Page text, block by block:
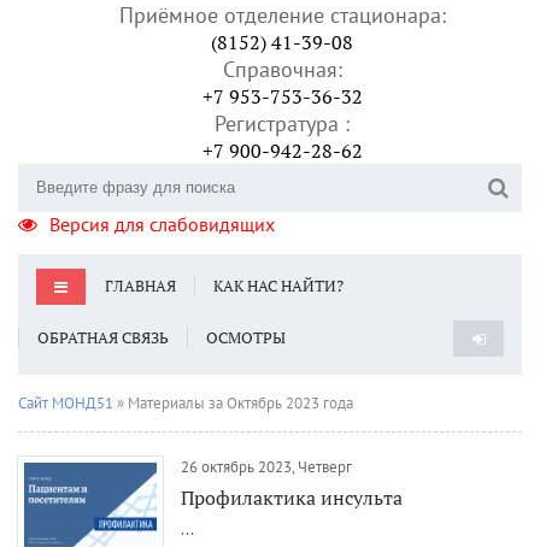
Версия для слабовидящих
Приёмное отделение стационара:
(8152) 41-39-08
Справочная:
+7 953-753-36-32
Регистратура :
+7 900-942-28-62
ГЛАВНАЯ КАК НАС НАЙТИ?
ОБРАТНАЯ СВЯЗЬ ОСМОТРЫ
Сайт МОНД51 » Материалы за Октябрь 2023 года
26 октябрь 2023, Четверг
Профилактика инсульта
...